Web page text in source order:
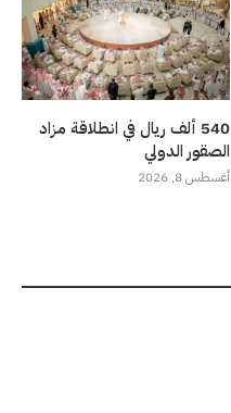
540 ألف ريال في انطلاقة مزاد
الصقور الدولي
أغسطس 8, 2026